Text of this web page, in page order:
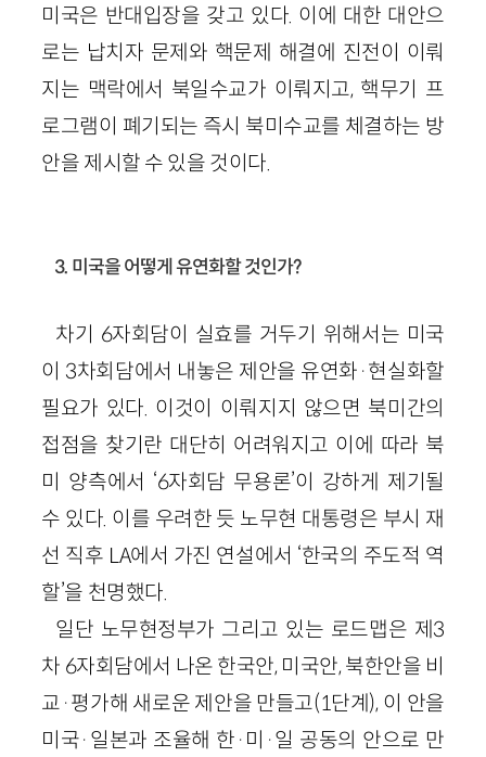
미국은 반대입장을 갖고 있다. 이에 대한 대안으
로는 납치자 문제와 핵문제 해결에 진전이 이뤄
지는 맥락에서 북일수교가 이뤄지고, 핵무기 프
로그램이 폐기되는 즉시 북미수교를 체결하는 방
안을 제시할 수 있을 것이다.
3. 미국을 어떻게 유연화할 것인가?
차기 6자회담이 실효를 거두기 위해서는 미국
이 3차회담에서 내놓은 제안을 유연화·현실화할
필요가 있다. 이것이 이뤄지지 않으면 북미간의
접점을 찾기란 대단히 어려워지고 이에 따라 북
미 양측에서 ‘6자회담 무용론’이 강하게 제기될
수 있다. 이를 우려한 듯 노무현 대통령은 부시 재
선 직후 LA에서 가진 연설에서 ‘한국의 주도적 역
할’을 천명했다.
일단 노무현정부가 그리고 있는 로드맵은 제3
차 6자회담에서 나온 한국안, 미국안, 북한안을 비
교·평가해 새로운 제안을 만들고(1단계), 이 안을
미국·일본과 조율해 한·미·일 공동의 안으로 만